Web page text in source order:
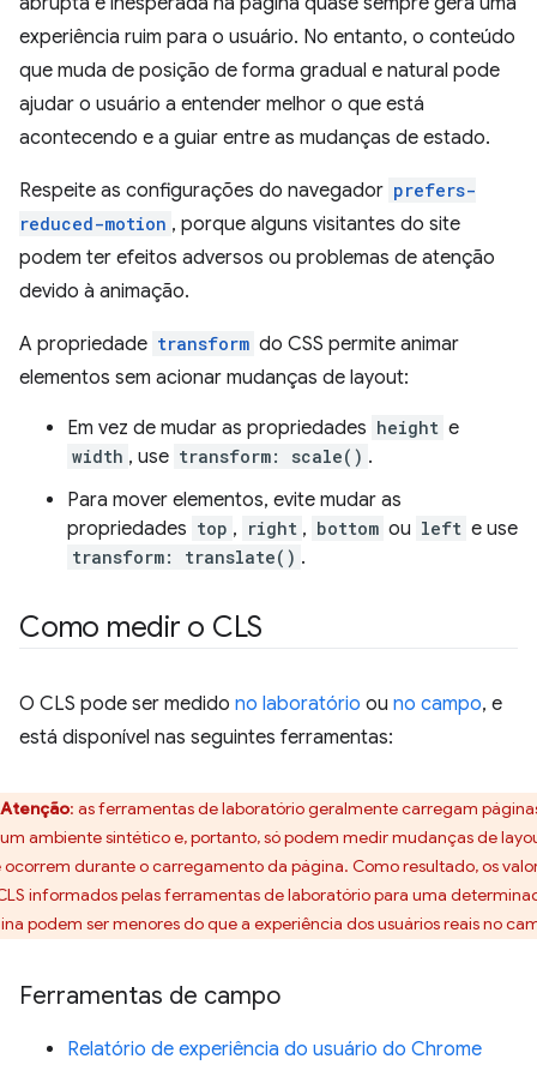
experiência ruim para o usuário. No entanto, o conteúdo
que muda de posição de forma gradual e natural pode
ajudar o usuário a entender melhor o que está
acontecendo e a guiar entre as mudanças de estado.
Respeite as configurações do navegador prefers-
reduced-motion , porque alguns visitantes do site
podem ter efeitos adversos ou problemas de atenção
devido à animação.
A propriedade transform do CSS permite animar
elementos sem acionar mudanças de layout:
Em vez de mudar as propriedades height e
width , use transform: scale() .
Para mover elementos, evite mudar as
propriedades top , right , bottom ou left e use
transform: translate() .
Como medir o CLS
O CLS pode ser medido no laboratório ou no campo, e
está disponível nas seguintes ferramentas:
Atenção: as ferramentas de laboratório geralmente carregam
ambiente sintético e, portanto, só podem medir mudanças de
ocorrem durante o carregamento da página. Como resultado, os
informados pelas ferramentas de laboratório para uma
podem ser menores do que a experiência dos usuários reais no
Ferramentas de campo
Relatório de experiência do usuário do Chrome